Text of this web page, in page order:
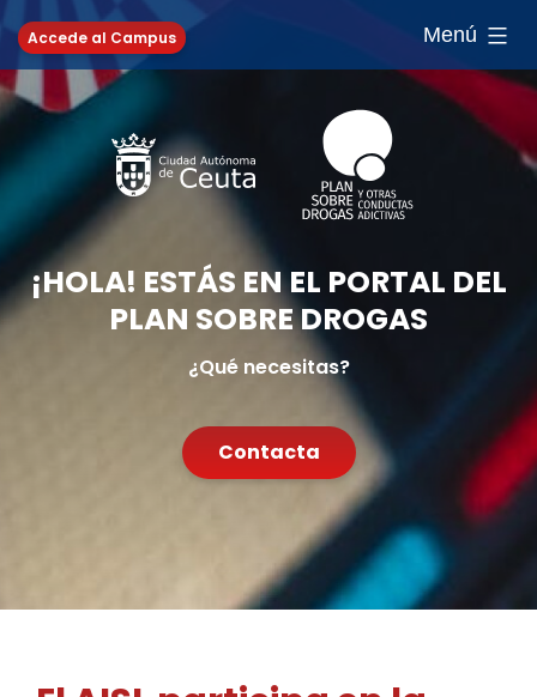
Saltar
contenido
Accede al Campus Menú
¡HOLA! ESTÁS EN EL PORTAL DEL
PLAN SOBRE DROGAS
¿Qué necesitas?
Contacta